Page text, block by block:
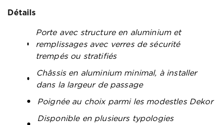
Détails
Porte avec structure en aluminium et
remplissages avec verres de sécurité
trempés ou stratifiés
Châssis en aluminium minimal, à installer
dans la largeur de passage
Poignée au choix parmi les modestles Dekor
Disponible en plusieurs typologies